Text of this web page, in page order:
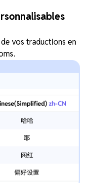
vos traductions en